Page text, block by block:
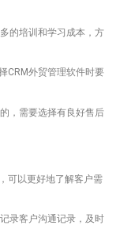
的培训和学习成本，方
CRM外贸管理软件时要
，需要选择有良好售后
可以更好地了解客户需
录客户沟通记录，及时